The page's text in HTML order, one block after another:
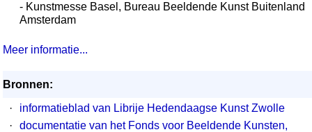
- Kunstmesse Basel, Bureau Beeldende Kunst Buitenland
Amsterdam
Meer informatie...
Bronnen:
·
informatieblad van Librije Hedendaagse Kunst Zwolle
·
documentatie van het Fonds voor Beeldende Kunsten,